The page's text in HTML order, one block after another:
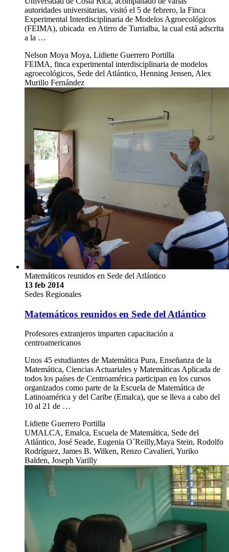
autoridades universitarias, visitó el 5 de febrero, la Finca
Experimental Interdisciplinaria de Modelos Agroecológicos
(FEIMA), ubicada en Atirro de Turrialba, la cual está adscrita
a la …
Nelson Moya Moya, Lidiette Guerrero Portilla
FEIMA, finca experimental interdisciplinaria de modelos
agroecológicos, Sede del Atlántico, Henning Jensen, Alex
Murillo Fernández
Matemáticos reunidos en Sede del Atlántico
13 feb 2014
Sedes Regionales
Matemáticos reunidos en Sede del Atlántico
Profesores extranjeros imparten capacitación a
centroamericanos
Unos 45 estudiantes de Matemática Pura, Enseñanza de la
Matemática, Ciencias Actuariales y Matemáticas Aplicada de
todos los países de Centroamérica participan en los cursos
organizados como parte de la Escuela de Matemática de
Latinoamérica y del Caribe (Emalca), que se lleva a cabo del
10 al 21 de …
Lidiette Guerrero Portilla
UMALCA, Emalca, Escuela de Matemática, Sede del
Atlántico, José Seade, Eugenia O´Reilly,Maya Stein, Rodolfo
Rodríguez, James B. Wilken, Renzo Cavalieri, Yuriko
Balden, Joseph Varilly